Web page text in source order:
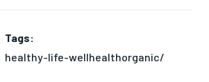
Tags:
healthy-life-wellhealthorganic/